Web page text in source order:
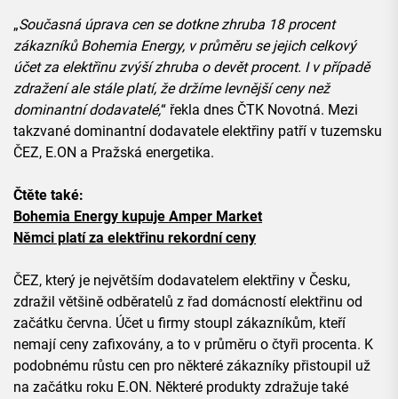
„Současná úprava cen se dotkne zhruba 18 procent
zákazníků Bohemia Energy, v průměru se jejich celkový
účet za elektřinu zvýší zhruba o devět procent. I v případě
zdražení ale stále platí, že držíme levnější ceny než
dominantní dodavatelé,“ řekla dnes ČTK Novotná. Mezi
takzvané dominantní dodavatele elektřiny patří v tuzemsku
ČEZ, E.ON a Pražská energetika.
Čtěte také:
Bohemia Energy kupuje Amper Market
Němci platí za elektřinu rekordní ceny
ČEZ, který je největším dodavatelem elektřiny v Česku,
zdražil většině odběratelů z řad domácností elektřinu od
začátku června. Účet u firmy stoupl zákazníkům, kteří
nemají ceny zafixovány, a to v průměru o čtyři procenta. K
podobnému růstu cen pro některé zákazníky přistoupil už
na začátku roku E.ON. Některé produkty zdražuje také